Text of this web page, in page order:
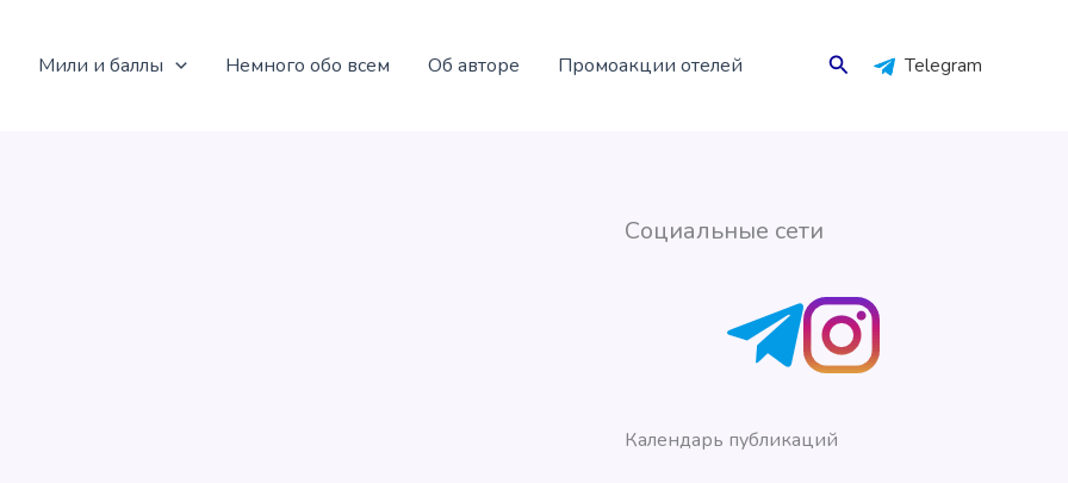
Мили и баллы Немного обо всем Об авторе Промоакции отелей Поиск Telegram
Социальные сети
Календарь публикаций